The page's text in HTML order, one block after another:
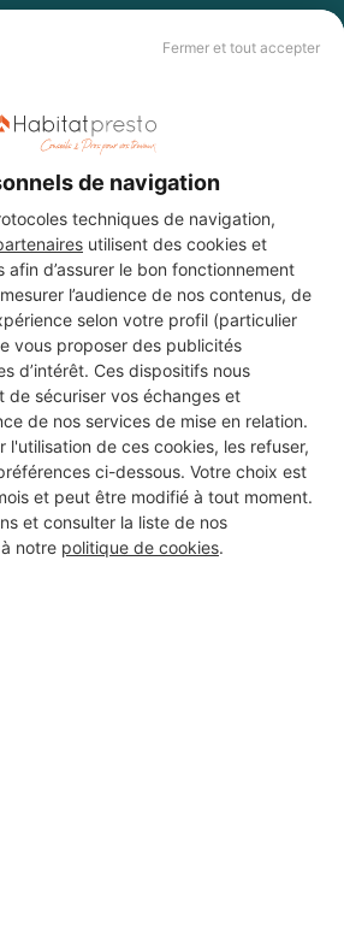
Fermer et tout accepter
de navigation
techniques de navigation,
utilisent des cookies et
afin d’assurer le bon fonctionnement
l’audience de nos contenus, de
selon votre profil (particulier
vous proposer des publicités
d’intérêt. Ces dispositifs nous
de sécuriser vos échanges et
de nos services de mise en relation.
l'utilisation de ces cookies, les refuser,
ci-dessous. Votre choix est
et peut être modifié à tout moment.
et consulter la liste de nos
notre politique de cookies.
TEMPS DE
?
des travaux et ne savez quel professionnel
travaux
auprès de notre réseau de 5 000
partout en France.
UN DEVIS